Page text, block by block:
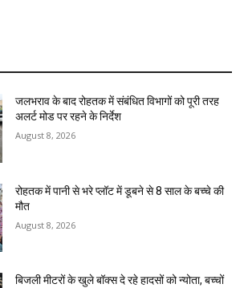
जलभराव के बाद रोहतक में संबंधित विभागों को पूरी तरह
अलर्ट मोड पर रहने के निर्देश
August 8, 2026
रोहतक में पानी से भरे प्लॉट में डूबने से 8 साल के बच्चे की
मौत
August 8, 2026
बिजली मीटरों के खुले बॉक्स दे रहे हादसों को न्योता, बच्चों